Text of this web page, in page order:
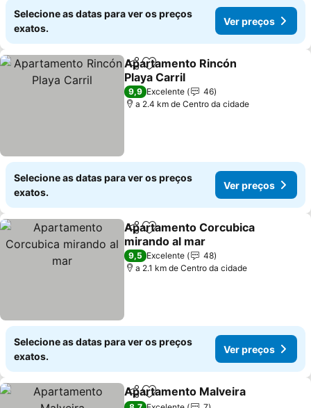
Selecione as datas para ver os preços
exatos.
Ver preços
PartilharAdicionar aos favoritos
Apartamento Rincón
Playa Carril
9,9 Excelente
46
a 2.4 km de Centro da cidade
Selecione as datas para ver os preços
exatos.
Ver preços
PartilharAdicionar aos favoritos
Apartamento Corcubica
mirando al mar
9,5 Excelente
48
a 2.1 km de Centro da cidade
Selecione as datas para ver os preços
exatos.
Ver preços
PartilharAdicionar aos favoritos
Apartamento Malveira